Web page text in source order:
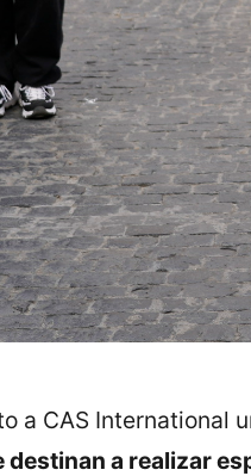
a CAS International
a realizar